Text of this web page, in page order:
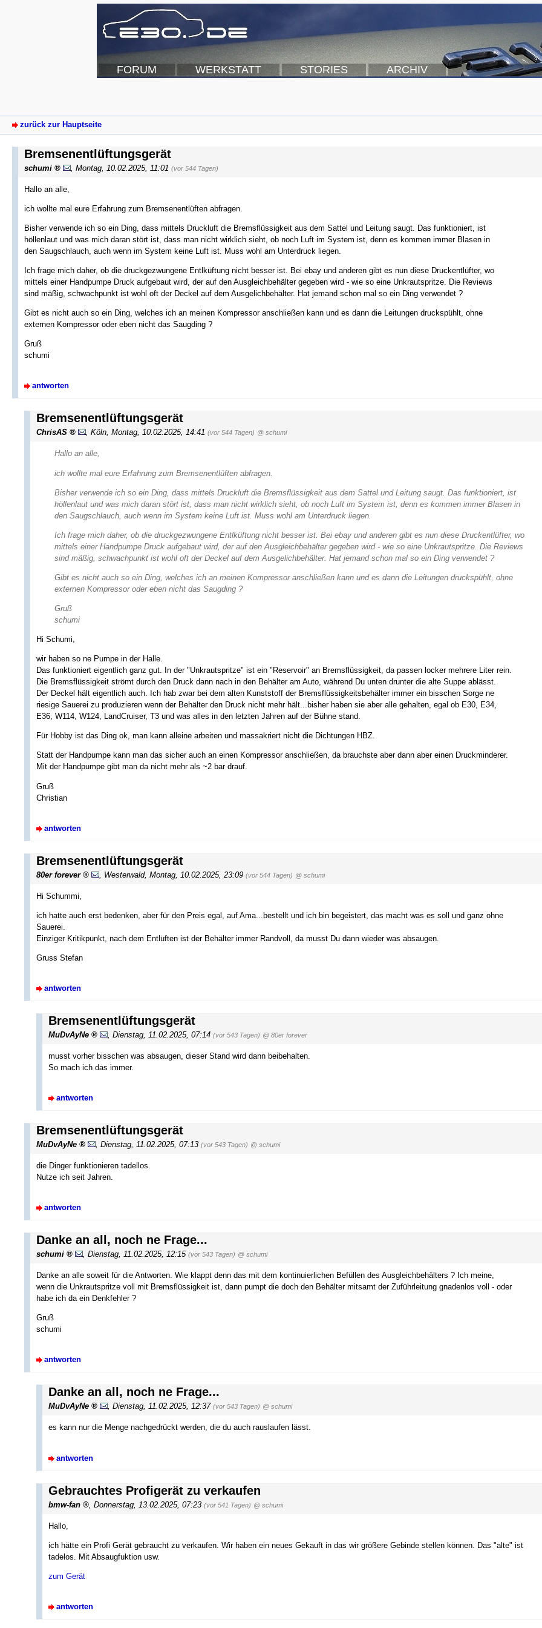
FORUM WERKSTATT STORIES ARCHIV
zurück zur Hauptseite
Bremsenentlüftungsgerät
schumi Montag, 10.02.2025, 11:01 (vor 544 Tagen)
Hallo an alle,
ich wollte mal eure Erfahrung zum Bremsenentlüften abfragen.
Bisher verwende ich so ein Ding, dass mittels Druckluft die Bremsflüssigkeit aus dem Sattel und Leitung saugt. Das funktioniert, ist
höllenlaut und was mich daran stört ist, dass man nicht wirklich sieht, ob noch Luft im System ist, denn es kommen immer Blasen in
den Saugschlauch, auch wenn im System keine Luft ist. Muss wohl am Unterdruck liegen.
Ich frage mich daher, ob die druckgezwungene Entlküftung nicht besser ist. Bei ebay und anderen gibt es nun diese Druckentlüfter, wo
mittels einer Handpumpe Druck aufgebaut wird, der auf den Ausgleichbehälter gegeben wird - wie so eine Unkrautspritze. Die Reviews
sind mäßig, schwachpunkt ist wohl oft der Deckel auf dem Ausgelichbehälter. Hat jemand schon mal so ein Ding verwendet ?
Gibt es nicht auch so ein Ding, welches ich an meinen Kompressor anschließen kann und es dann die Leitungen druckspühlt, ohne
externen Kompressor oder eben nicht das Saugding ?
Gruß
schumi
antworten
Bremsenentlüftungsgerät
ChrisAS , Köln, Montag, 10.02.2025, 14:41 (vor 544 Tagen) @ schumi
Hallo an alle,
ich wollte mal eure Erfahrung zum Bremsenentlüften abfragen.
Bisher verwende ich so ein Ding, dass mittels Druckluft die Bremsflüssigkeit aus dem Sattel und Leitung saugt. Das funktioniert, ist
höllenlaut und was mich daran stört ist, dass man nicht wirklich sieht, ob noch Luft im System ist, denn es kommen immer Blasen in
den Saugschlauch, auch wenn im System keine Luft ist. Muss wohl am Unterdruck liegen.
Ich frage mich daher, ob die druckgezwungene Entlküftung nicht besser ist. Bei ebay und anderen gibt es nun diese Druckentlüfter, wo
mittels einer Handpumpe Druck aufgebaut wird, der auf den Ausgleichbehälter gegeben wird - wie so eine Unkrautspritze. Die Reviews
sind mäßig, schwachpunkt ist wohl oft der Deckel auf dem Ausgelichbehälter. Hat jemand schon mal so ein Ding verwendet ?
Gibt es nicht auch so ein Ding, welches ich an meinen Kompressor anschließen kann und es dann die Leitungen druckspühlt, ohne
externen Kompressor oder eben nicht das Saugding ?
Gruß
schumi
Hi Schumi,
wir haben so ne Pumpe in der Halle.
Das funktioniert eigentlich ganz gut. In der "Unkrautspritze" ist ein "Reservoir" an Bremsflüssigkeit, da passen locker mehrere Liter rein.
Die Bremsflüssigkeit strömt durch den Druck dann nach in den Behälter am Auto, während Du unten drunter die alte Suppe ablässt.
Der Deckel hält eigentlich auch. Ich hab zwar bei dem alten Kunststoff der Bremsflüssigkeitsbehälter immer ein bisschen Sorge ne
riesige Sauerei zu produzieren wenn der Behälter den Druck nicht mehr hält...bisher haben sie aber alle gehalten, egal ob E30, E34,
E36, W114, W124, LandCruiser, T3 und was alles in den letzten Jahren auf der Bühne stand.
Für Hobby ist das Ding ok, man kann alleine arbeiten und massakriert nicht die Dichtungen HBZ.
Statt der Handpumpe kann man das sicher auch an einen Kompressor anschließen, da brauchste aber dann aber einen Druckminderer.
Mit der Handpumpe gibt man da nicht mehr als ~2 bar drauf.
Gruß
Christian
antworten
Bremsenentlüftungsgerät
80er forever Westerwald, Montag, 10.02.2025, 23:09 (vor 544 Tagen) @ schumi
Hi Schummi,
ich hatte auch erst bedenken, aber für den Preis egal, auf Ama...bestellt und ich bin begeistert, das macht was es soll und ganz ohne
Sauerei.
Einziger Kritikpunkt, nach dem Entlüften ist der Behälter immer Randvoll, da musst Du dann wieder was absaugen.
Gruss Stefan
antworten
Bremsenentlüftungsgerät
MuDvAyNe , Dienstag, 11.02.2025, 07:14 (vor 543 Tagen) @ 80er forever
musst vorher bisschen was absaugen, dieser Stand wird dann beibehalten.
So mach ich das immer.
antworten
Bremsenentlüftungsgerät
MuDvAyNe , Dienstag, 11.02.2025, 07:13 (vor 543 Tagen) @ schumi
die Dinger funktionieren tadellos.
Nutze ich seit Jahren.
antworten
Danke an all, noch ne Frage...
schumi , Dienstag, 11.02.2025, 12:15 (vor 543 Tagen) @ schumi
Danke an alle soweit für die Antworten. Wie klappt denn das mit dem kontinuierlichen Befüllen des Ausgleichbehälters ? Ich meine,
wenn die Unkrautspritze voll mit Bremsflüssigkeit ist, dann pumpt die doch den Behälter mitsamt der Zuführleitung gnadenlos voll - oder
habe ich da ein Denkfehler ?
Gruß
schumi
antworten
Danke an all, noch ne Frage...
MuDvAyNe , Dienstag, 11.02.2025, 12:37 (vor 543 Tagen) @ schumi
es kann nur die Menge nachgedrückt werden, die du auch rauslaufen lässt.
antworten
Gebrauchtes Profigerät zu verkaufen
bmw-fan Donnerstag, 13.02.2025, 07:23 (vor 541 Tagen) @ schumi
Hallo,
ich hätte ein Profi Gerät gebraucht zu verkaufen. Wir haben ein neues Gekauft in das wir größere Gebinde stellen können. Das "alte" ist
tadelos. Mit Absaugfuktion usw.
zum Gerät
antworten